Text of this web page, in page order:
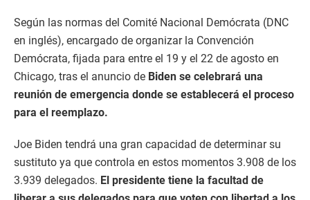
Según las normas del Comité Nacional Demócrata (DNC
en inglés), encargado de organizar la Convención
Demócrata, fijada para entre el 19 y el 22 de agosto en
Chicago, tras el anuncio de Biden se celebrará una
reunión de emergencia donde se establecerá el proceso
para el reemplazo.
Joe Biden tendrá una gran capacidad de determinar su
sustituto ya que controla en estos momentos 3.908 de los
3.939 delegados. El presidente tiene la facultad de